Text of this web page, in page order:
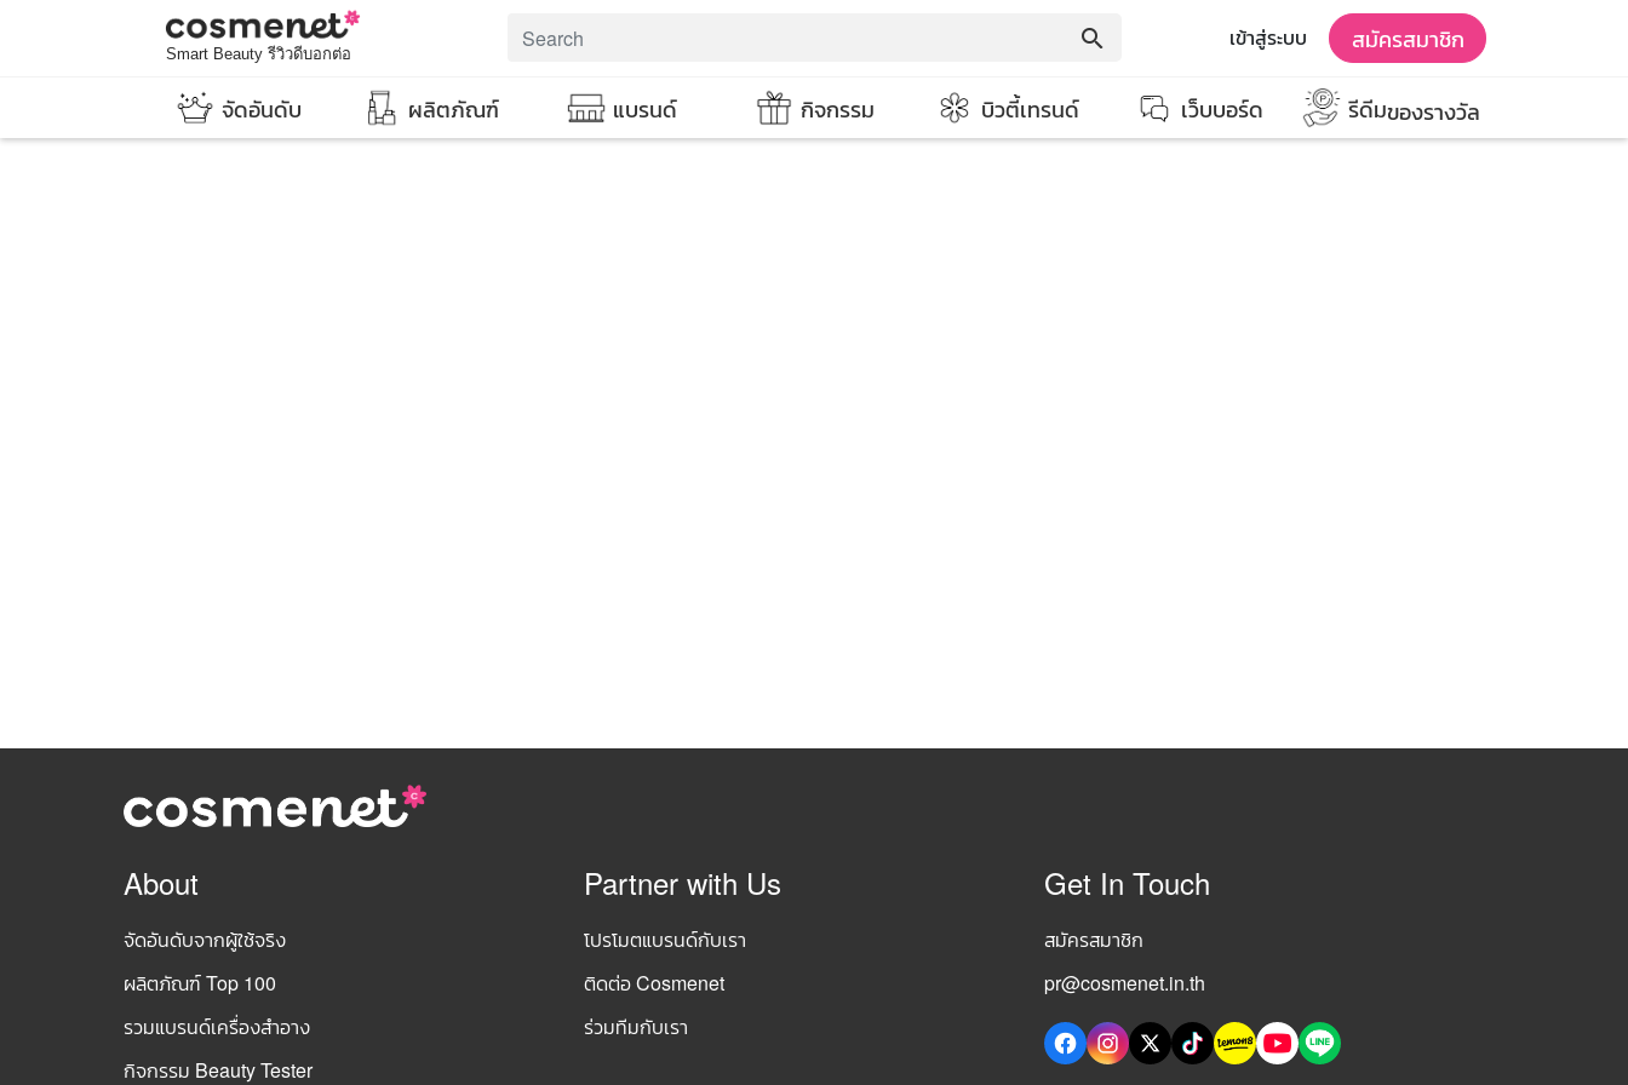
Smart Beauty รีวิวดีบอกต่อ
search เข้าสู่ระบบ สมัครสมาชิก
จัดอันดับ ผลิตภัณฑ์ แบรนด์ กิจกรรม บิวตี้เทรนด์ เว็บบอร์ด รีดีมของรางวัล
About
จัดอันดับจากผู้ใช้จริง
ผลิตภัณฑ์ Top 100
รวมแบรนด์เครื่องสำอาง
กิจกรรม Beauty Tester
Partner with Us
โปรโมตแบรนด์กับเรา
ติดต่อ Cosmenet
ร่วมทีมกับเรา
Get In Touch
สมัครสมาชิก
pr@cosmenet.in.th